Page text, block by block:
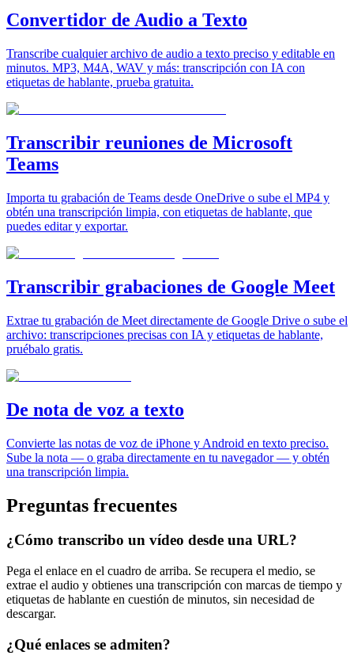
Convertidor de Audio a Texto
Transcribe cualquier archivo de audio a texto preciso y editable en
minutos. MP3, M4A, WAV y más: transcripción con IA con
etiquetas de hablante, prueba gratuita.
Transcribir reuniones de Microsoft
Teams
Importa tu grabación de Teams desde OneDrive o sube el MP4 y
obtén una transcripción limpia, con etiquetas de hablante, que
puedes editar y exportar.
Transcribir grabaciones de Google Meet
Extrae tu grabación de Meet directamente de Google Drive o sube el
archivo: transcripciones precisas con IA y etiquetas de hablante,
pruébalo gratis.
De nota de voz a texto
Convierte las notas de voz de iPhone y Android en texto preciso.
Sube la nota — o graba directamente en tu navegador — y obtén
una transcripción limpia.
Preguntas frecuentes
¿Cómo transcribo un vídeo desde una URL?
Pega el enlace en el cuadro de arriba. Se recupera el medio, se
extrae el audio y obtienes una transcripción con marcas de tiempo y
etiquetas de hablante en cuestión de minutos, sin necesidad de
descargar.
¿Qué enlaces se admiten?